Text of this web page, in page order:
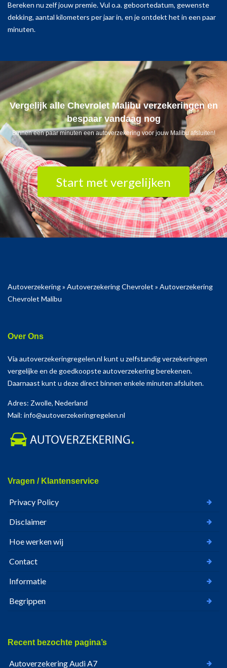
Bereken nu zelf jouw premie. Vul o.a. geboortedatum, gewenste
dekking, aantal kilometers per jaar in, en je ontdekt het in een paar
minuten.
Vergelijk alle Chevrolet Malibu verzekeringen en
bespaar vandaag nog
Binnen een paar minuten een autoverzekering voor jouw Malibu afsluiten!
Start met vergelijken
Autoverzekering» Autoverzekering Chevrolet » Autoverzekering
Chevrolet Malibu
Over Ons
Via autoverzekeringregelen.nl kunt u zelfstandig verzekeringen
vergelijke en de goedkoopste autoverzekering berekenen.
Daarnaast kunt u deze direct binnen enkele minuten afsluiten.
Adres: Zwolle, Nederland
Mail: info@autoverzekeringregelen.nl
Vragen / Klantenservice
Privacy Policy
Disclaimer
Hoe werken wij
Contact
Informatie
Begrippen
Recent bezochte pagina’s
Autoverzekering Audi A7